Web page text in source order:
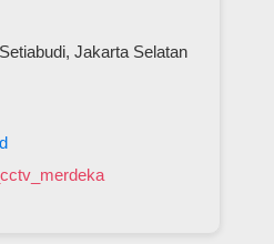
Jakarta Selatan